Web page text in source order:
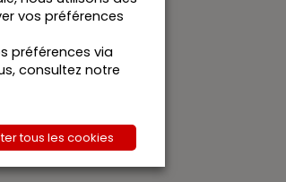
testament
vos préférences
préférences via
consultez notre
tous les cookies